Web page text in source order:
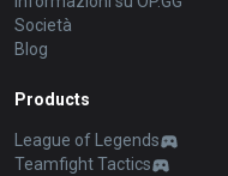
Società
Blog
Products
League of Legends
Teamfight Tactics